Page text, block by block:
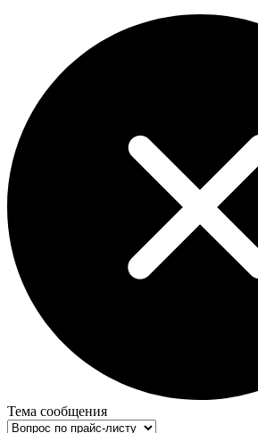
Тема сообщения